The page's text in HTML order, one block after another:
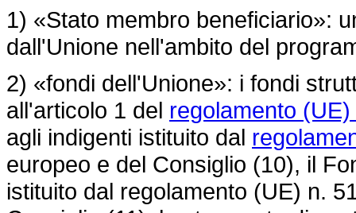
1) «Stato membro beneficiario»:
dall'Unione nell'ambito del
2) «fondi dell'Unione»: i fondi
all'articolo 1 del regolamento
agli indigenti istituito dal
europeo e del Consiglio (10), il
istituito dal regolamento (UE) n.